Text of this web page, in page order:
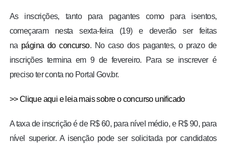
As inscrições, tanto para pagantes como para isentos,
começaram nesta sexta-feira (19) e deverão ser feitas
na página do concurso. No caso dos pagantes, o prazo de
inscrições termina em 9 de fevereiro. Para se inscrever é
preciso ter conta no Portal Gov.br.
>> Clique aqui e leia mais sobre o concurso unificado
A taxa de inscrição é de R$ 60, para nível médio, e R$ 90, para
nível superior. A isenção pode ser solicitada por candidatos